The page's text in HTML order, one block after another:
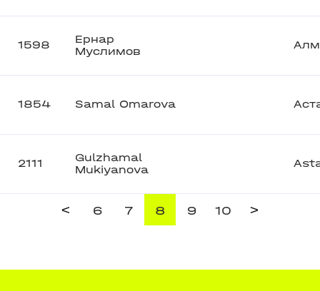
1598
Ернар
Муслимов
1854 Samal Omarova
2111
Gulzhamal
Mukiyanova
< 6 7 8 9 10 >